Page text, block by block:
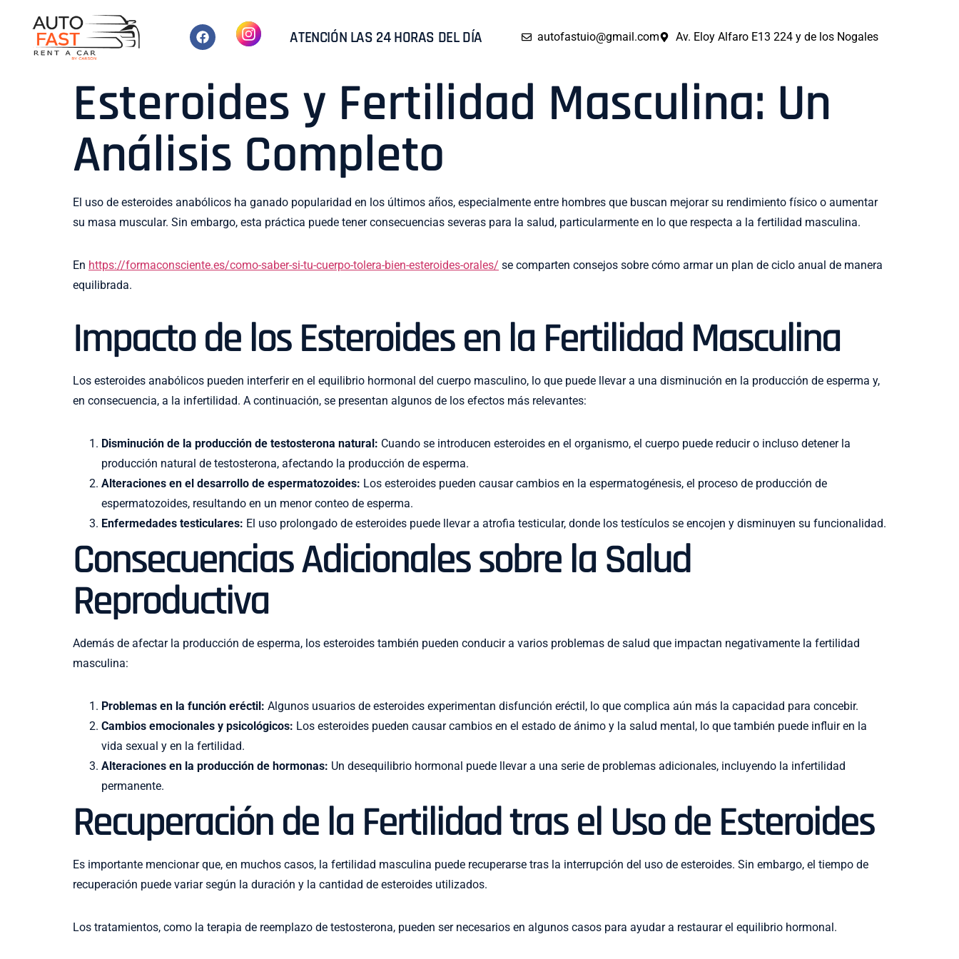
ATENCIÓN LAS 24 HORAS DEL DÍA autofastuio@gmail.com Av. Eloy Alfaro E13 224 y de los Nogales
Esteroides y Fertilidad Masculina: Un
Análisis Completo
El uso de esteroides anabólicos ha ganado popularidad en los últimos años, especialmente entre hombres que buscan mejorar su rendimiento físico o aumentar
su masa muscular. Sin embargo, esta práctica puede tener consecuencias severas para la salud, particularmente en lo que respecta a la fertilidad masculina.
En https://formaconsciente.es/como-saber-si-tu-cuerpo-tolera-bien-esteroides-orales/ se comparten consejos sobre cómo armar un plan de ciclo anual de manera
equilibrada.
Impacto de los Esteroides en la Fertilidad Masculina
Los esteroides anabólicos pueden interferir en el equilibrio hormonal del cuerpo masculino, lo que puede llevar a una disminución en la producción de esperma y,
en consecuencia, a la infertilidad. A continuación, se presentan algunos de los efectos más relevantes:
Disminución de la producción de testosterona natural: Cuando se introducen esteroides en el organismo, el cuerpo puede reducir o incluso detener la
producción natural de testosterona, afectando la producción de esperma.
Alteraciones en el desarrollo de espermatozoides: Los esteroides pueden causar cambios en la espermatogénesis, el proceso de producción de
espermatozoides, resultando en un menor conteo de esperma.
Enfermedades testiculares: El uso prolongado de esteroides puede llevar a atrofia testicular, donde los testículos se encojen y disminuyen su funcionalidad.
Consecuencias Adicionales sobre la Salud
Reproductiva
Además de afectar la producción de esperma, los esteroides también pueden conducir a varios problemas de salud que impactan negativamente la fertilidad
masculina:
Problemas en la función eréctil: Algunos usuarios de esteroides experimentan disfunción eréctil, lo que complica aún más la capacidad para concebir.
Cambios emocionales y psicológicos: Los esteroides pueden causar cambios en el estado de ánimo y la salud mental, lo que también puede influir en la
vida sexual y en la fertilidad.
Alteraciones en la producción de hormonas: Un desequilibrio hormonal puede llevar a una serie de problemas adicionales, incluyendo la infertilidad
permanente.
Recuperación de la Fertilidad tras el Uso de Esteroides
Es importante mencionar que, en muchos casos, la fertilidad masculina puede recuperarse tras la interrupción del uso de esteroides. Sin embargo, el tiempo de
recuperación puede variar según la duración y la cantidad de esteroides utilizados.
Los tratamientos, como la terapia de reemplazo de testosterona, pueden ser necesarios en algunos casos para ayudar a restaurar el equilibrio hormonal.